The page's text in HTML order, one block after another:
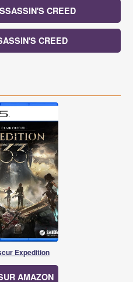
CREED
CREED
Expedition
AMAZON